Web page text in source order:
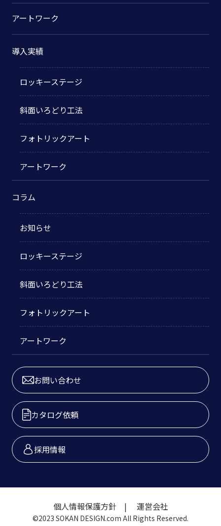
アートワーク
導入実績
ロッキーステージ
斜面いろどり工法
フォトリックアート
アートワーク
コラム
お知らせ
ロッキーステージ
斜面いろどり工法
フォトリックアート
アートワーク
お問い合わせ
カタログ依頼
採用情報
©2023 SOKAN DESIGN.com All Rights Reserved.
個人情報保護方針 運営会社